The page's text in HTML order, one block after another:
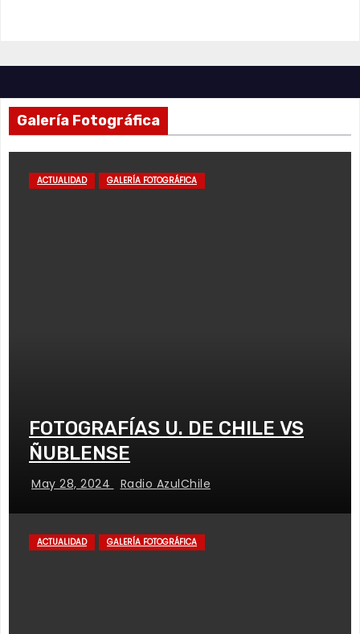
Galería Fotográfica
ACTUALIDAD GALERÍA FOTOGRÁFICA
FOTOGRAFÍAS U. DE CHILE VS
ÑUBLENSE
May 28, 2024 Radio AzulChile
ACTUALIDAD GALERÍA FOTOGRÁFICA